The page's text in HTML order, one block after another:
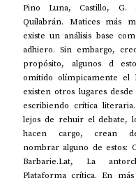
Pino Luna, Castillo, G.
Quilabrán. Matices más
existe un análisis base
adhiero. Sin embargo,
propósito, algunos d
omitido olímpicamente el
existen otros lugares
escribiendo crítica
lejos de rehuir el debate,
hacen cargo, crean
nombrar alguno de estos:
Barbarie.Lat, La
Plataforma crítica. En